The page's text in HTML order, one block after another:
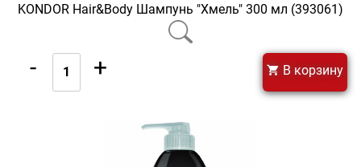
KONDOR Hair&Body Шампунь "Хмель" 300 мл (393061)
- + В корзину